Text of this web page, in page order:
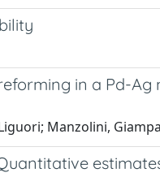
in a Pd-
Manzolini,